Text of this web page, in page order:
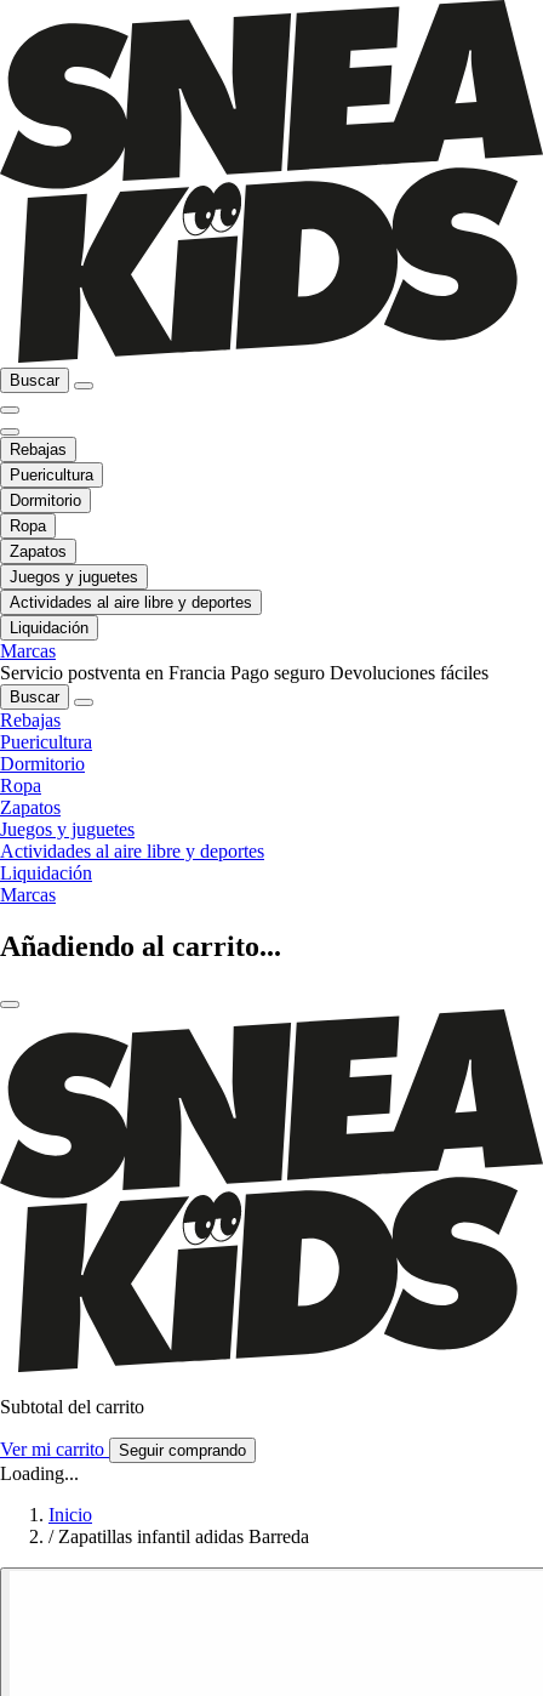
Buscar
Rebajas
Puericultura
Dormitorio
Ropa
Zapatos
Juegos y juguetes
Actividades al aire libre y deportes
Liquidación
Marcas
Servicio postventa en Francia Pago seguro Devoluciones fáciles
Buscar
Rebajas
Puericultura
Dormitorio
Ropa
Zapatos
Juegos y juguetes
Actividades al aire libre y deportes
Liquidación
Marcas
Añadiendo al carrito...
Subtotal del carrito
Ver mi carrito Seguir comprando
Loading...
Inicio
/ Zapatillas infantil adidas Barreda